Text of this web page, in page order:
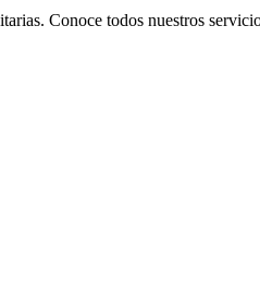
Conoce todos nuestros